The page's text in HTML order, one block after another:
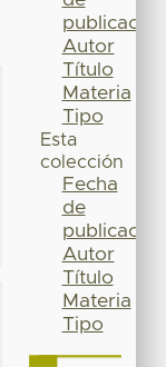
publicación
Autor
Título
Materia
Tipo
Esta
colección
Fecha
de
publicación
Autor
Título
Materia
Tipo